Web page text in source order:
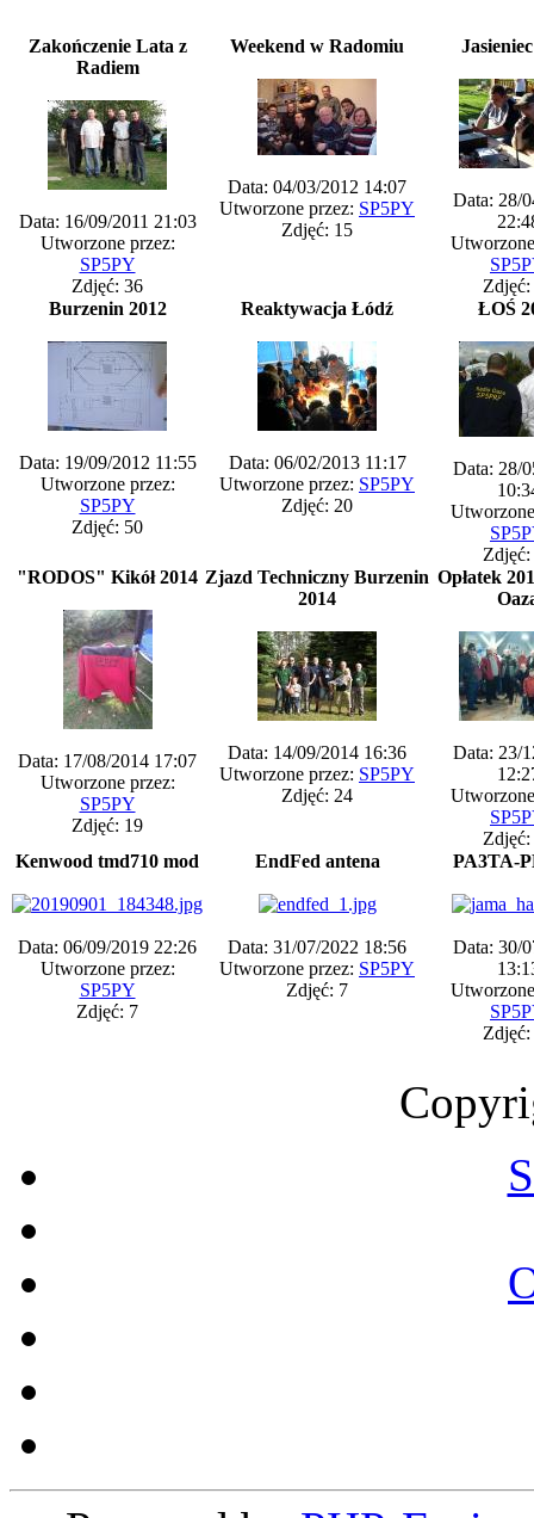
Zakończenie Lata z
Radiem
Data: 16/09/2011 21:03
Utworzone przez:
SP5PY
Zdjęć: 36
Weekend w Radomiu
Data: 04/03/2012 14:07
Utworzone przez: SP5PY
Zdjęć: 15
Data: 28/
Zdjęć:
Burzenin 2012
Data: 19/09/2012 11:55
Utworzone przez:
SP5PY
Zdjęć: 50
Reaktywacja Łódź
Data: 06/02/2013 11:17
Utworzone przez: SP5PY
Zdjęć: 20
ŁOŚ
Data: 28/
Zdjęć:
"RODOS" Kikół 2014
Data: 17/08/2014 17:07
Utworzone przez:
SP5PY
Zdjęć: 19
Zjazd Techniczny Burzenin
2014
Data: 14/09/2014 16:36
Utworzone przez: SP5PY
Zdjęć: 24
Opłatek
Data: 23/
Zdjęć:
Kenwood tmd710 mod
Data: 06/09/2019 22:26
Utworzone przez:
SP5PY
Zdjęć: 7
EndFed antena
Data: 31/07/2022 18:56
Utworzone przez: SP5PY
Zdjęć: 7
PA3TA-
Data: 30/
Zdjęć: